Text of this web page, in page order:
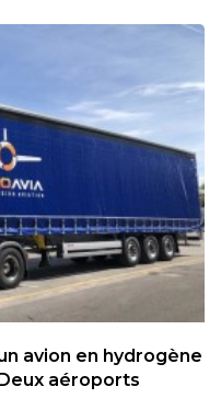
avion en hydrogène
aéroports